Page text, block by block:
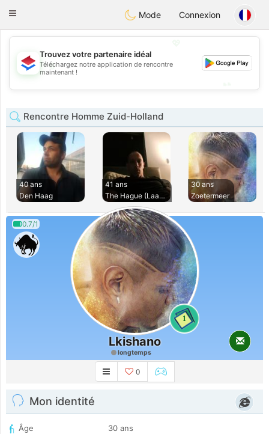
NederlandChat
Toggle
Mode Connexion
💖
💕
Trouvez votre partenaire idéal
Téléchargez notre application de rencontre
maintenant !
Rencontre Homme Zuid-Holland
40 ans
Den Haag
41 ans
The Hague (Laakhav
30 ans
Zoetermeer
0.7/1
1
Lkishano
longtemps
0
Mon identité
Âge
30 ans